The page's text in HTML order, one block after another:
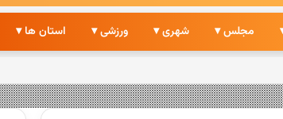
مجلس ▾ شهری ▾ ورزشی ▾ استان ها ▾